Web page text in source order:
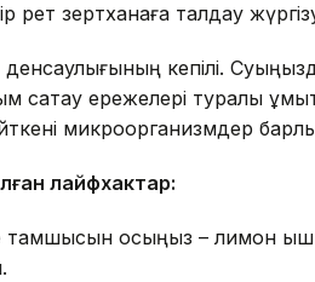
зертханаға талдау жүргізу
денсаулығының кепілі.
сақтау ережелері туралы
микроорганизмдер
лайфхактар:
қосыңыз – лимон